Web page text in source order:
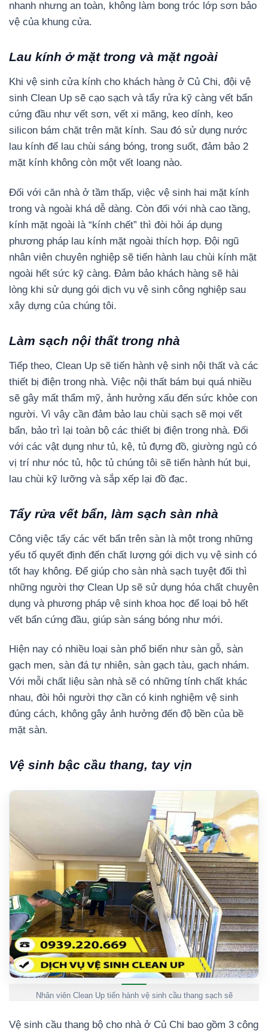
nhanh nhưng an toàn, không làm bong tróc lớp sơn bảo
vệ của khung cửa.
Lau kính ở mặt trong và mặt ngoài
Khi vệ sinh cửa kính cho khách hàng ở Củ Chi, đội vệ
sinh Clean Up sẽ cạo sạch và tẩy rửa kỹ càng vết bẩn
cứng đầu như vết sơn, vết xi măng, keo dính, keo
silicon bám chặt trên mặt kính. Sau đó sử dụng nước
lau kính để lau chùi sáng bóng, trong suốt, đảm bảo 2
mặt kính không còn một vết loang nào.
Đối với căn nhà ở tầm thấp, việc vệ sinh hai mặt kính
trong và ngoài khá dễ dàng. Còn đối với nhà cao tầng,
kính mặt ngoài là “kính chết” thì đòi hỏi áp dụng
phương pháp lau kính mặt ngoài thích hợp. Đội ngũ
nhân viên chuyên nghiệp sẽ tiến hành lau chùi kính mặt
ngoài hết sức kỹ càng. Đảm bảo khách hàng sẽ hài
lòng khi sử dụng gói dịch vụ vệ sinh công nghiệp sau
xây dựng của chúng tôi.
Làm sạch nội thất trong nhà
Tiếp theo, Clean Up sẽ tiến hành vệ sinh nội thất và các
thiết bị điện trong nhà. Việc nội thất bám bụi quá nhiều
sẽ gây mất thẩm mỹ, ảnh hưởng xấu đến sức khỏe con
người. Vì vậy cần đảm bảo lau chùi sạch sẽ mọi vết
bẩn, bảo trì lại toàn bộ các thiết bị điện trong nhà. Đối
với các vật dụng như tủ, kệ, tủ đựng đồ, giường ngủ có
vị trí như nóc tủ, hộc tủ chúng tôi sẽ tiến hành hút bụi,
lau chùi kỹ lưỡng và sắp xếp lại đồ đạc.
Tẩy rửa vết bẩn, làm sạch sàn nhà
Công việc tẩy các vết bẩn trên sàn là một trong những
yếu tố quyết định đến chất lượng gói dịch vụ vệ sinh có
tốt hay không. Để giúp cho sàn nhà sạch tuyệt đối thì
những người thợ Clean Up sẽ sử dụng hóa chất chuyên
dụng và phương pháp vệ sinh khoa học để loại bỏ hết
vết bẩn cứng đầu, giúp sàn sáng bóng như mới.
Hiện nay có nhiều loại sàn phổ biến như sàn gỗ, sàn
gạch men, sàn đá tự nhiên, sàn gạch tàu, gạch nhám.
Với mỗi chất liệu sàn nhà sẽ có những tính chất khác
nhau, đòi hỏi người thợ cần có kinh nghiệm vệ sinh
đúng cách, không gây ảnh hưởng đến độ bền của bề
mặt sàn.
Vệ sinh bậc cầu thang, tay vịn
Nhân viên Clean Up tiến hành vệ sinh cầu thang sạch sẽ
Vệ sinh cầu thang bộ cho nhà ở Củ Chi bao gồm 3 công